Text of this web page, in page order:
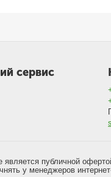
сервис
публичной
у менеджеров